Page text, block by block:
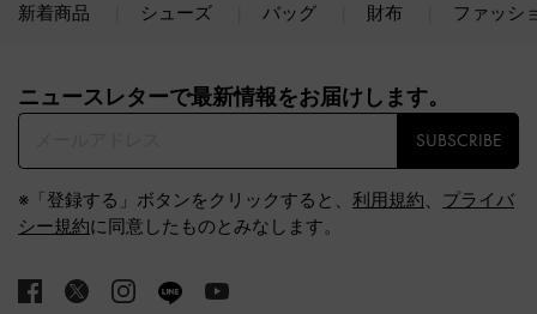
新着商品 シューズ バッグ 財布 ファッシ
ニュースレターで最新情報をお届けします。​
SUBSCRIBE
※「登録する」ボタンをクリックすると、 利用規約、 プライバ
シー規約に同意したものとみなします。